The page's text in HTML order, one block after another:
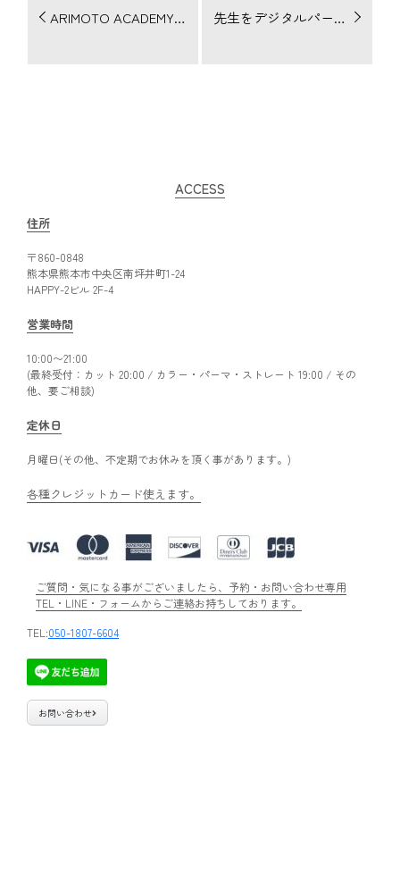
ARIMOTO ACADEMY PHASE-4 【有本塾4期】始まりました 先生をデジタルパーマしてきました。
ACCESS
住所
〒860-0848
熊本県熊本市中央区南坪井町1-24
HAPPY-2ビル 2F-4
営業時間
10:00〜21:00
(最終受付：カット 20:00 / カラー・パーマ・ストレート 19:00 / その
他、要ご相談)
定休日
月曜日(その他、不定期でお休みを頂く事があります。)
各種クレジットカード使えます。
ご質問・気になる事がございましたら、予約・お問い合わせ専用
TEL・LINE・フォームからご連絡お持ちしております。
TEL:050-1807-6604
お問い合わせ